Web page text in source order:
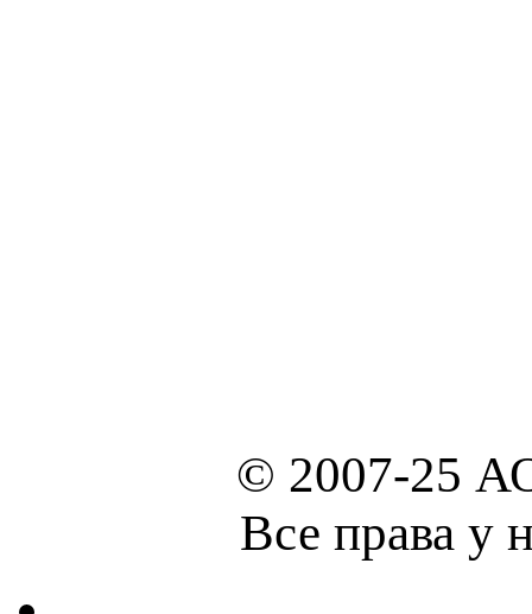
© 2007-25
Все права у